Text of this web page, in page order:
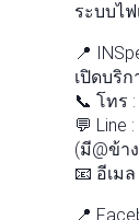
ระบบไ
📍
เปิดบริก
📞 โทร
💬 Line
(มี@ข้า
📧 อีเมล
📍